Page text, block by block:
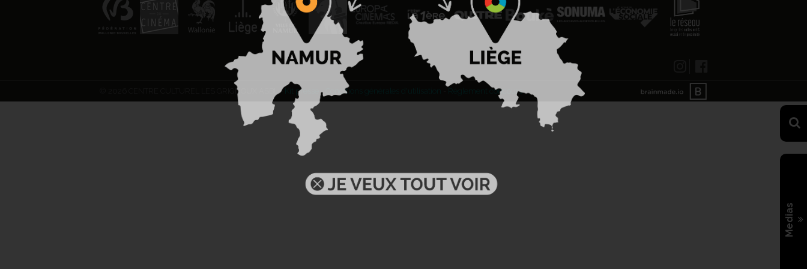
Medias
© 2026 CENTRE CULTUREL LES GRIGNOUX ASBL - Kit presse - Conditions générales d'utilisation Règlement concours